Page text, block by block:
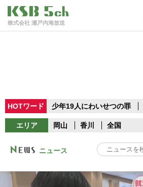
株式会社 瀬戸内海放送
HOTワード 少年19人にわいせつの罪
エリア 岡山 香川 全国
ニュース